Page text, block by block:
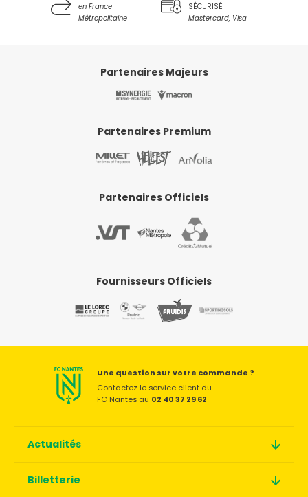
en France
Métropolitaine
SÉCURISÉ
Mastercard, Visa
Partenaires Majeurs
Partenaires Premium
Partenaires Officiels
Fournisseurs Officiels
Une question sur votre commande ?
Contactez le service client du
FC Nantes au 02 40 37 29 62
Actualités
Billetterie